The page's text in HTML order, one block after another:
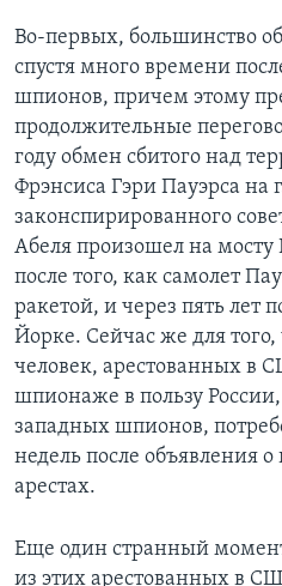
Во-первых, большинство
спустя много времени
шпионов, причем этому
продолжительные
году обмен сбитого над
Фрэнсиса Гэри Пауэрса на
законспирированного
Абеля произошел на мосту
после того, как самолет
ракетой, и через пять лет
Йорке. Сейчас же для
человек, арестованных в
шпионаже в пользу
западных шпионов,
недель после объявления
арестах.
Еще один странный
из этих арестованных в